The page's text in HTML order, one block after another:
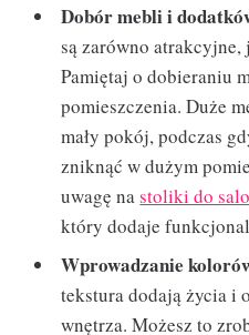
Dobór mebli i
są zarówno
Pamiętaj o dobieraniu
pomieszczenia. Duże
mały pokój, podczas
zniknąć w dużym
uwagę nastoliki do
który dodaje
Wprowadzanie
tekstura dodają życia i
wnętrza. Możesz to